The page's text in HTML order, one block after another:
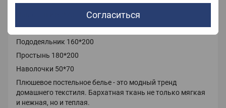
Согласиться
Размер полуторный :
Пододеяльник 160*200
Простынь 180*200
Наволочки 50*70
Плюшевое постельное белье - это модный тренд
домашнего текстиля. Бархатная ткань не только мягкая
и нежная, но и теплая.